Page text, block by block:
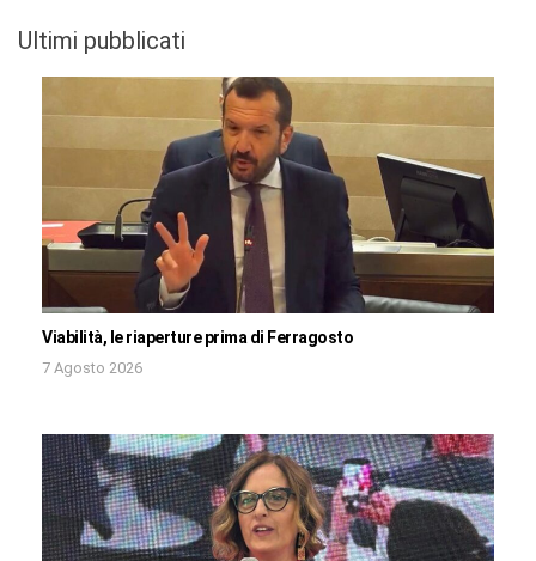
Ultimi pubblicati
Viabilità, le riaperture prima di Ferragosto
7 Agosto 2026